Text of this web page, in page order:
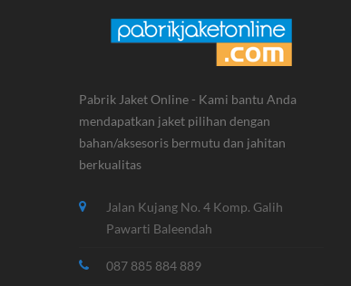
Pabrik Jaket Online - Kami bantu Anda
mendapatkan jaket pilihan dengan
bahan/aksesoris bermutu dan jahitan
berkualitas
Jalan Kujang No. 4 Komp. Galih
Pawarti Baleendah
087 885 884 889